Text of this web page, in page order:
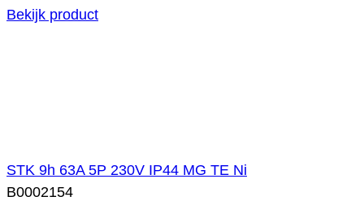
Bekijk product
STK 9h 63A 5P 230V IP44 MG TE Ni
B0002154